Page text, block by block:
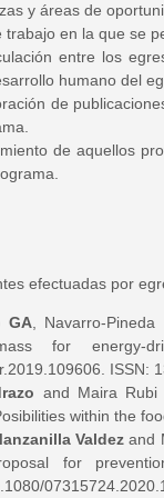
y áreas de
en la que se
entre los
humano del
de
de aquellos
efectuadas por
GA , Navarro-
for energy-
ISSN:
and Maira Rubi
within the
Valdezand
for